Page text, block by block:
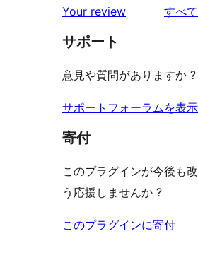
ー
ュ
ー
ビ
ュ
レ
ビ
ー
星
レ
ュ
ー
Your review すべ
サポート
意見や質問がありますか ?
サポートフォーラムを表示
寄付
このプラグインが今後も
う応援しませんか ?
このプラグインに寄付